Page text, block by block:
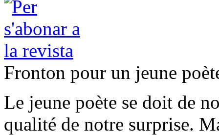
Fronton pour un jeune
Le jeune poète se doit de
qualité de notre surprise.